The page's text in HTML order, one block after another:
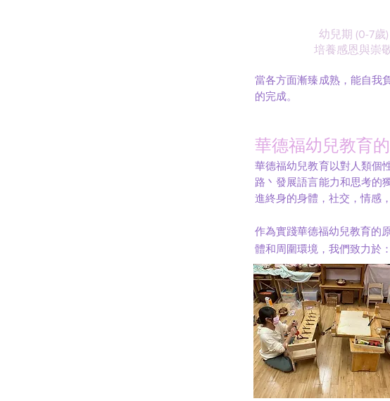
幼兒期 (0-7歲)
培養感恩與崇
當各方面漸臻成熟，能自我
的完成。
華德福幼兒教育
華德福幼兒教育以對人類個
路丶發展語言能力和思考的
進終身的身體，社交，情感
作為實踐華德福幼兒教育的
體和周圍環境，我們致力於：